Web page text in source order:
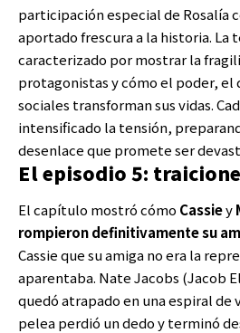
participación especial de Rosalía
aportado frescura a la historia. La
caracterizado por mostrar la
protagonistas y cómo el poder, el
sociales transforman sus vidas.
intensificado la tensión,
desenlace que promete ser
El episodio 5:
El capítulo mostró cómo Cassiey
rompieron definitivamente su
Cassie que su amiga no era la
aparentaba. Nate Jacobs (Jacob
quedó atrapado en una espiral de
pelea perdió un dedo y terminó